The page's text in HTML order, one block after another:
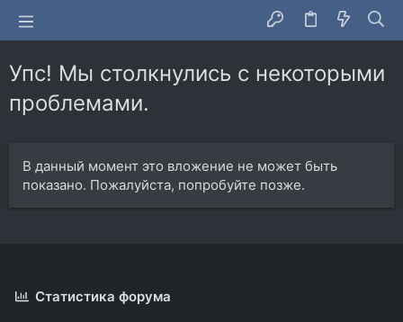
Упс! Мы столкнулись с некоторыми
проблемами.
В данный момент это вложение не может быть
показано. Пожалуйста, попробуйте позже.
Статистика форума